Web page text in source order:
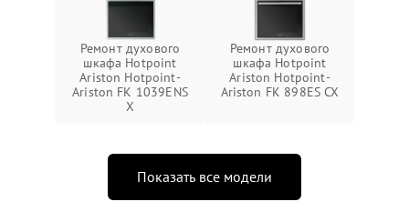
Ремонт духового
шкафа Hotpoint
Ariston Hotpoint-
Ariston FK 1039ENS
X
Ремонт духового
шкафа Hotpoint
Ariston Hotpoint-
Ariston FK 898ES CX
Показать все модели